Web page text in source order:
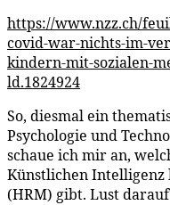
https://www.nzz.ch/
covid-war-nichts-im-
kindern-mit-sozialen-
ld.1824924
So, diesmal ein
Psychologie und
schaue ich mir an,
Künstlichen Intelligenz
(HRM) gibt. Lust